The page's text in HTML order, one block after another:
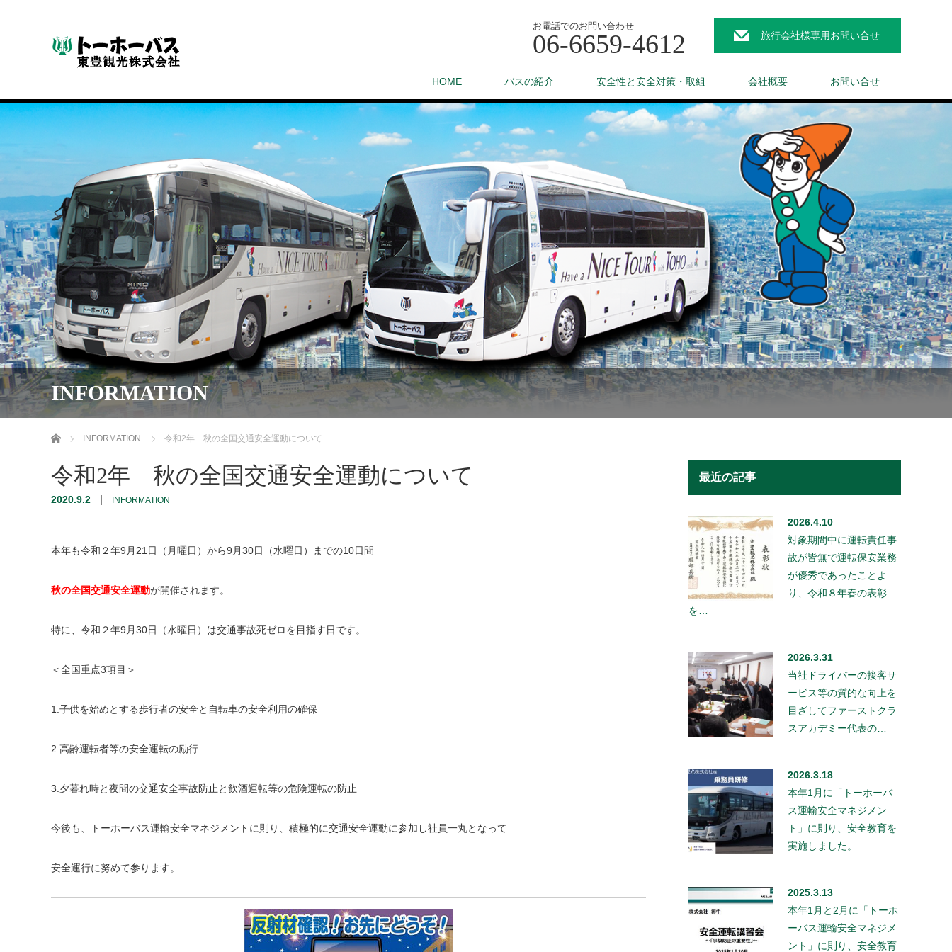
お電話でのお問い合わせ
06-6659-4612 旅行会社様専用お問い合せ
HOME バスの紹介 安全性と安全対策・取組 会社概要 お問い合せ
INFORMATION
ホーム INFORMATION 令和2年 秋の全国交通安全運動について
令和2年 秋の全国交通安全運動について
2020.9.2 INFORMATION
本年も令和２年9月21日（月曜日）から9月30日（水曜日）までの10日間
秋の全国交通安全運動が開催されます。
特に、令和２年9月30日（水曜日）は交通事故死ゼロを目指す日です。
＜全国重点3項目＞
1.子供を始めとする歩行者の安全と自転車の安全利用の確保
2.高齢運転者等の安全運転の励行
3.夕暮れ時と夜間の交通安全事故防止と飲酒運転等の危険運転の防止
今後も、トーホーバス運輸安全マネジメントに則り、積極的に交通安全運動に参加し社員一丸となって
安全運行に努めて参ります。
最近の記事
2026.4.10
対象期間中に運転責任事
故が皆無で運転保安業務
が優秀であったことよ
り、令和８年春の表彰
を…
2026.3.31
当社ドライバーの接客サ
ービス等の質的な向上を
目ざしてファーストクラ
スアカデミー代表の…
2026.3.18
本年1月に「トーホーバ
ス運輸安全マネジメン
ト」に則り、安全教育を
実施しました。…
2025.3.13
本年1月と2月に「トーホ
ーバス運輸安全マネジメ
ント」に則り、安全教育